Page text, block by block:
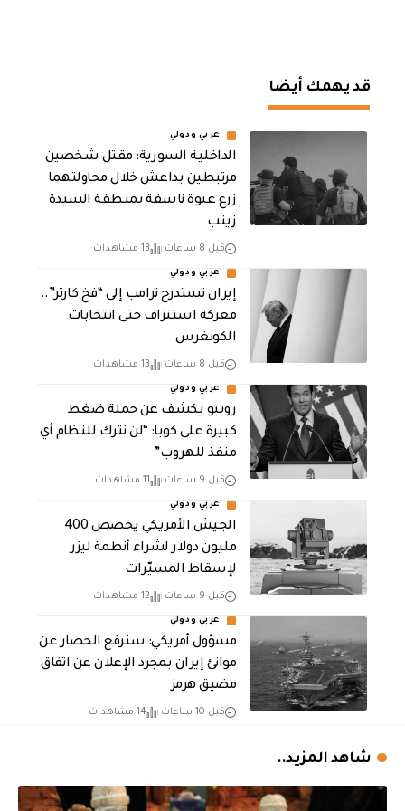
قد يهمك أيضا
عربي ودولي
الداخلية السورية: مقتل شخصين
مرتبطين بداعش خلال محاولتهما
زرع عبوة ناسفة بمنطقة السيدة
زينب
قبل 8 ساعات 13 مشاهدات
عربي ودولي
إيران تستدرج ترامب إلى “فخ كارتر”..
معركة استنزاف حتى انتخابات
الكونغرس
قبل 8 ساعات 13 مشاهدات
عربي ودولي
روبيو يكشف عن حملة ضغط
كبيرة على كوبا: “لن نترك للنظام أي
منفذ للهروب”
قبل 9 ساعات 11 مشاهدات
عربي ودولي
الجيش الأمريكي يخصص 400
مليون دولار لشراء أنظمة ليزر
لإسقاط المسيّرات
قبل 9 ساعات 12 مشاهدات
عربي ودولي
مسؤول أمريكي: سنرفع الحصار عن
موانئ إيران بمجرد الإعلان عن اتفاق
مضيق هرمز
قبل 10 ساعات 14 مشاهدات
شاهد المزيد..